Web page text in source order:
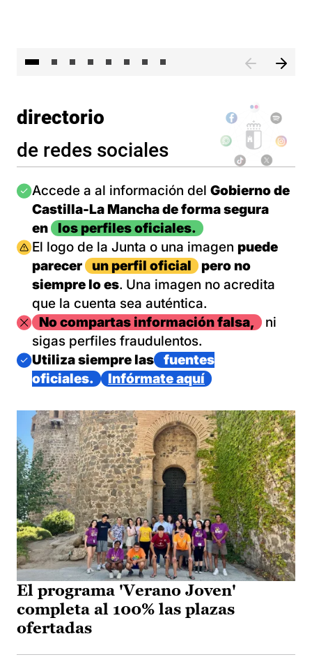
directorio
de redes sociales
Imagen
Accede a al información del Gobierno de
Castilla-La Mancha de forma segura
en
los perfiles oficiales.
Imagen
El logo de la Junta o una imagen puede
parecer
un perfil oficial
pero no
siempre lo es. Una imagen no acredita
que la cuenta sea auténtica.
ImagenNo compartas información falsa,
ni
sigas perfiles fraudulentos.
Imagen
Utiliza siempre las
fuentes
oficiales.
Infórmate aquí
El programa 'Verano Joven'
completa al 100% las plazas
ofertadas